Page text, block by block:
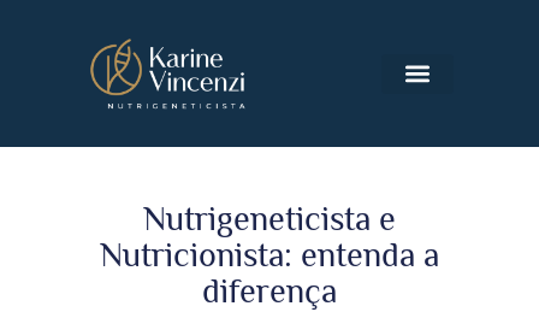
Nutrigeneticista e
Nutricionista: entenda a
diferença